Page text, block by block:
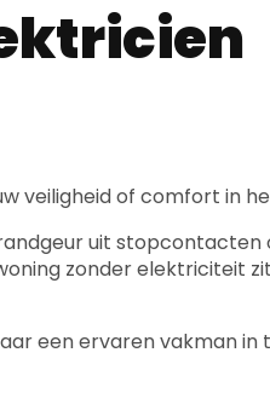
veiligheid of comfort in
uit
zonder elektriciteit
een ervaren vakman in